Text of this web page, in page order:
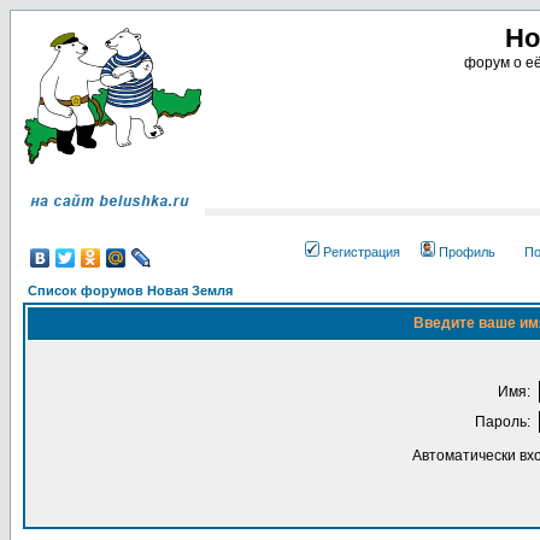
форум о
Регистрация Профиль
Список форумов Новая Земля
Введите ваше
Имя:
Пароль:
Автоматически